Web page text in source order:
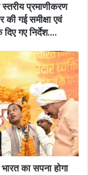
प्रमाणीकरण
गई समीक्षा एवं
गए निर्देश….
का सपना होगा